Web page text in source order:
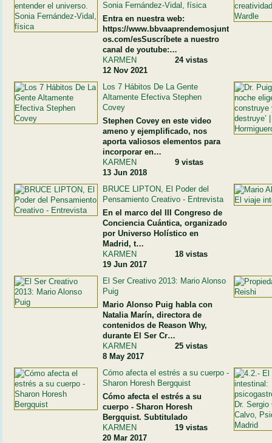
Sonia Fernández-Vidal, física
Entra en nuestra web:
https://www.bbvaaprendemosjunt
os.com/esSuscríbete a nuestro
canal de youtube:…
KARMEN
12 Nov 2021
24 vistas
Los 7 Hábitos De La Gente
Altamente Efectiva Stephen
Covey
Stephen Covey en este video
ameno y ejemplificado, nos
aporta valiosos elementos para
incorporar en…
KARMEN
13 Jun 2018
9 vistas
BRUCE LIPTON, El Poder del
Pensamiento Creativo - Entrevista
En el marco del III Congreso de
Conciencia Cuántica, organizado
por Universo Holístico en
Madrid, t…
KARMEN
19 Jun 2017
18 vistas
El Ser Creativo 2013: Mario Alonso
Puig
Mario Alonso Puig habla con
Natalia Marín, directora de
contenidos de Reason Why,
durante El Ser Cr…
KARMEN
8 May 2017
25 vistas
Cómo afecta el estrés a su cuerpo -
Sharon Horesh Bergquist
Cómo afecta el estrés a su
cuerpo - Sharon Horesh
Bergquist. Subtitulado
KARMEN
20 Mar 2017
19 vistas